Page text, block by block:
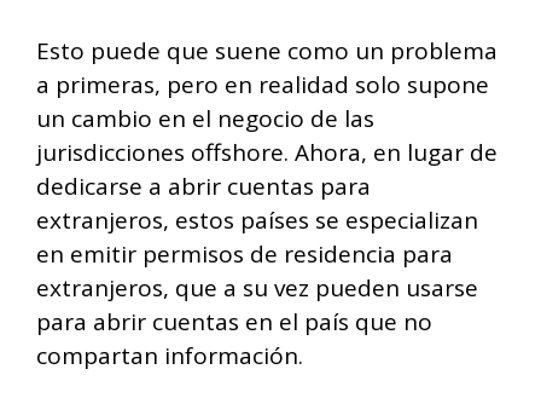
Esto puede que suene como un problema
a primeras, pero en realidad solo supone
un cambio en el negocio de las
jurisdicciones offshore. Ahora, en lugar de
dedicarse a abrir cuentas para
extranjeros, estos países se especializan
en emitir permisos de residencia para
extranjeros, que a su vez pueden usarse
para abrir cuentas en el país que no
compartan información.